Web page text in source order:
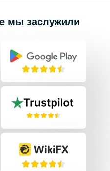
мы заслужили